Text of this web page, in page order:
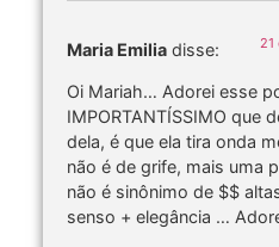
Maria Emilia disse: 21
Oi Mariah… Adorei esse
IMPORTANTÍSSIMO que
dela, é que ela tira onda
não é de grife, mais uma
não é sinônimo de $$
senso + elegância …